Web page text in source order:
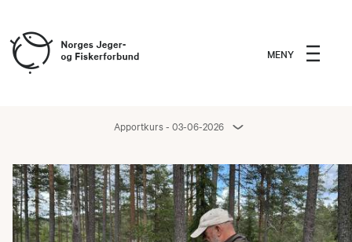
MENY
Apportkurs - 03-06-2026